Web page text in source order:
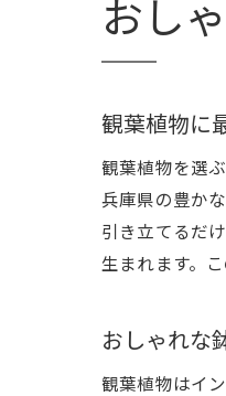
おし
観葉植物に
観葉植物を選
兵庫県の豊か
引き立てるだ
生まれます。
おしゃれな
観葉植物はイ